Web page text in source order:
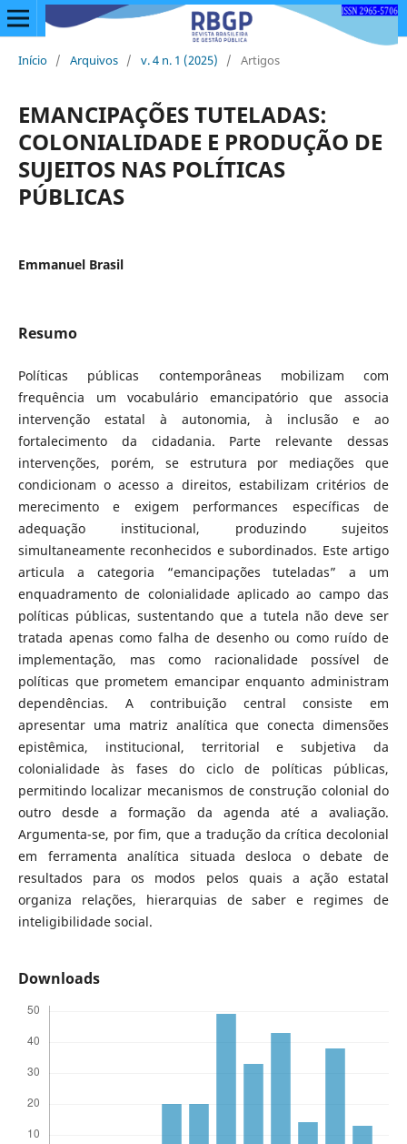
Início / Arquivos / v. 4 n. 1 (2025) / Artigos
EMANCIPAÇÕES TUTELADAS:
COLONIALIDADE E PRODUÇÃO DE
SUJEITOS NAS POLÍTICAS
PÚBLICAS
Emmanuel Brasil
Resumo
Políticas públicas contemporâneas mobilizam com
frequência um vocabulário emancipatório que associa
intervenção estatal à autonomia, à inclusão e ao
fortalecimento da cidadania. Parte relevante dessas
intervenções, porém, se estrutura por mediações que
condicionam o acesso a direitos, estabilizam critérios de
merecimento e exigem performances específicas de
adequação institucional, produzindo sujeitos
simultaneamente reconhecidos e subordinados. Este artigo
articula a categoria “emancipações tuteladas” a um
enquadramento de colonialidade aplicado ao campo das
políticas públicas, sustentando que a tutela não deve ser
tratada apenas como falha de desenho ou como ruído de
implementação, mas como racionalidade possível de
políticas que prometem emancipar enquanto administram
dependências. A contribuição central consiste em
apresentar uma matriz analítica que conecta dimensões
epistêmica, institucional, territorial e subjetiva da
colonialidade às fases do ciclo de políticas públicas,
permitindo localizar mecanismos de construção colonial do
outro desde a formação da agenda até a avaliação.
Argumenta-se, por fim, que a tradução da crítica decolonial
em ferramenta analítica situada desloca o debate de
resultados para os modos pelos quais a ação estatal
organiza relações, hierarquias de saber e regimes de
inteligibilidade social.
Downloads